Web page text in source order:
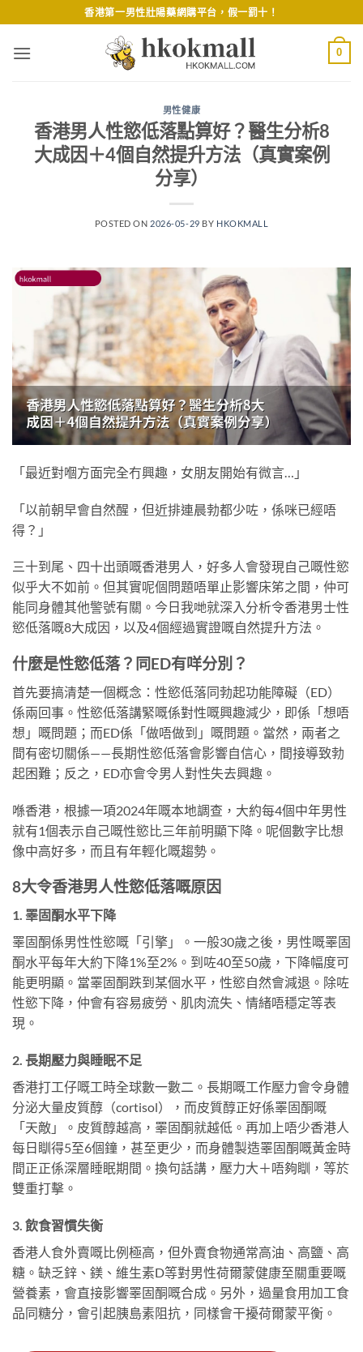
to
content
香港第一男性壯陽藥網購平台，假一罰十！
0
男性健康
香港男人性慾低落點算好？醫生分析8
大成因＋4個自然提升方法（真實案例
分享）
POSTED ON 2026-05-29 BY HKOKMALL
「最近對嗰方面完全冇興趣，女朋友開始有微言…」
「以前朝早會自然醒，但近排連晨勃都少咗，係咪已經唔
得？」
三十到尾、四十出頭嘅香港男人，好多人會發現自己嘅性慾
似乎大不如前。但其實呢個問題唔單止影響床笫之間，仲可
能同身體其他警號有關。今日我哋就深入分析令香港男士性
慾低落嘅8大成因，以及4個經過實證嘅自然提升方法。
什麼是性慾低落？同ED有咩分別？
首先要搞清楚一個概念：性慾低落同勃起功能障礙（ED）
係兩回事。性慾低落講緊嘅係對性嘅興趣減少，即係「想唔
想」嘅問題；而ED係「做唔做到」嘅問題。當然，兩者之
間有密切關係——長期性慾低落會影響自信心，間接導致勃
起困難；反之，ED亦會令男人對性失去興趣。
喺香港，根據一項2024年嘅本地調查，大約每4個中年男性
就有1個表示自己嘅性慾比三年前明顯下降。呢個數字比想
像中高好多，而且有年輕化嘅趨勢。
8大令香港男人性慾低落嘅原因
1. 睪固酮水平下降
睪固酮係男性性慾嘅「引擎」。一般30歲之後，男性嘅睪固
酮水平每年大約下降1%至2%。到咗40至50歲，下降幅度可
能更明顯。當睪固酮跌到某個水平，性慾自然會減退。除咗
性慾下降，仲會有容易疲勞、肌肉流失、情緒唔穩定等表
現。
2. 長期壓力與睡眠不足
香港打工仔嘅工時全球數一數二。長期嘅工作壓力會令身體
分泌大量皮質醇（cortisol），而皮質醇正好係睪固酮嘅
「天敵」。皮質醇越高，睪固酮就越低。再加上唔少香港人
每日瞓得5至6個鐘，甚至更少，而身體製造睪固酮嘅黃金時
間正正係深層睡眠期間。換句話講，壓力大＋唔夠瞓，等於
雙重打擊。
3. 飲食習慣失衡
香港人食外賣嘅比例極高，但外賣食物通常高油、高鹽、高
糖。缺乏鋅、鎂、維生素D等對男性荷爾蒙健康至關重要嘅
營養素，會直接影響睪固酮嘅合成。另外，過量食用加工食
品同糖分，會引起胰島素阻抗，同樣會干擾荷爾蒙平衡。